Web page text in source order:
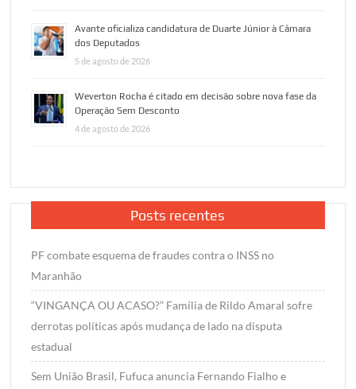
Avante oficializa candidatura de Duarte Júnior à Câmara
dos Deputados
5 de agosto de 2026
Weverton Rocha é citado em decisão sobre nova fase da
Operação Sem Desconto
4 de agosto de 2026
Posts recentes
PF combate esquema de fraudes contra o INSS no
Maranhão
“VINGANÇA OU ACASO?” Família de Rildo Amaral sofre
derrotas políticas após mudança de lado na disputa
estadual
Sem União Brasil, Fufuca anuncia Fernando Fialho e